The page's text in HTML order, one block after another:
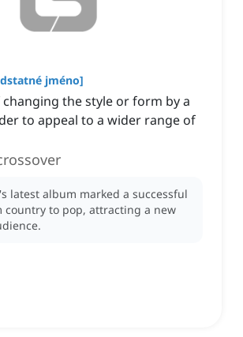
jméno]
the style or form by a
to appeal to a wider range of
latest album marked a successful
country to pop, attracting a new